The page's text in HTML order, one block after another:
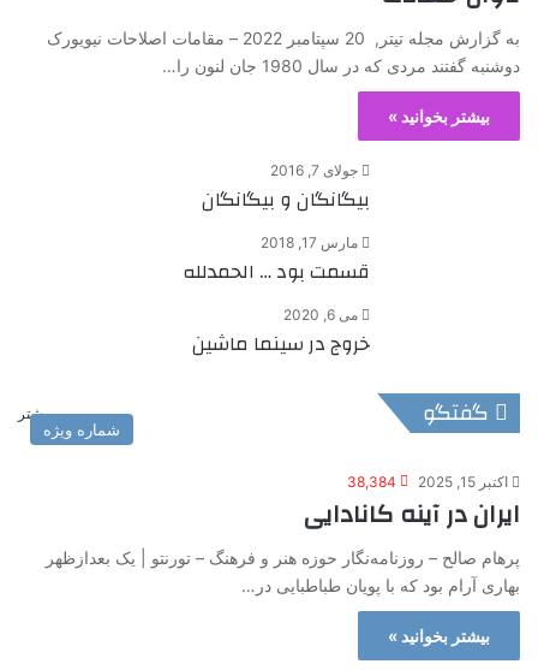
به گزارش مجله تیتر, 20 سپتامبر 2022 – مقامات اصلاحات نیویورک
دوشنبه گفتند مردی که در سال 1980 جان لنون را…
بیشتر بخوانید »
جولای 7, 2016
بیگانگان و بیگانگان
مارس 17, 2018
قسمت بود … الحمدلله
می 6, 2020
خروج در سینما ماشین
گفتگو بیشتر
شماره ویژه
اکتبر 15, 2025 38,384
ایران در آینه کانادایی
پرهام صالح – روزنامه‌نگار حوزه هنر و فرهنگ – تورنتو | یک بعدازظهر
بهاری آرام بود که با پویان طباطبایی در…
بیشتر بخوانید »